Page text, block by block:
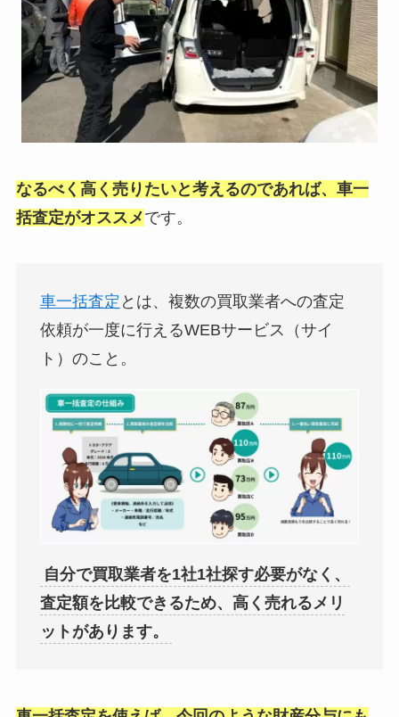
なるべく高く売りたいと考えるのであれば、車一
括査定がオススメです。
車一括査定 とは、複数の買取業者への査定
依頼が一度に行えるWEBサービス（サイ
ト）のこと。
自分で買取業者を1社1社探す必要がなく、
査定額を比較できるため、高く売れるメリ
ットがあります。